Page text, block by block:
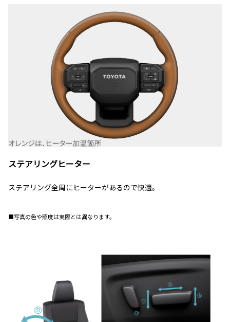
ステアリングヒーター
ステアリング全周にヒーターがあるので快適。
■写真の色や照度は実際とは異なります。